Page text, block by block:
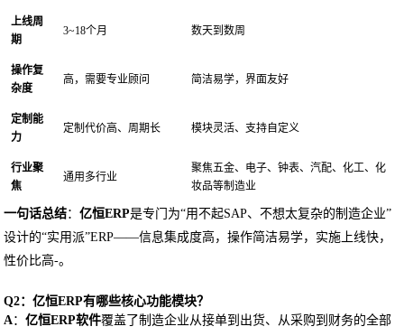
上线周
期
3~18个月 数天到数周
操作复
杂度
高，需要专业顾问 简洁易学，界面友好
定制能
力
定制代价高、周期长 模块灵活、支持自定义
行业聚
焦
通用多行业
聚焦五金、电子、钟表、汽配、化工、化
妆品等制造业
一句话总结：亿恒ERP是专门为“用不起SAP、不想太复杂的制造企业”
设计的“实用派”ERP——信息集成度高，操作简洁易学，实施上线快，
性价比高-。
Q2：亿恒ERP有哪些核心功能模块？
A：亿恒ERP软件覆盖了制造企业从接单到出货、从采购到财务的全部